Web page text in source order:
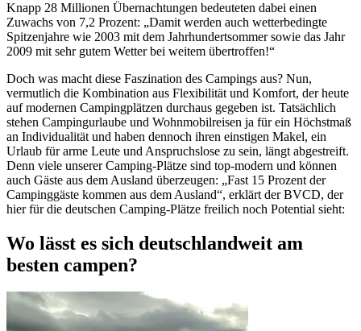
Knapp 28 Millionen Übernachtungen bedeuteten dabei einen
Zuwachs von 7,2 Prozent: „Damit werden auch wetterbedingte
Spitzenjahre wie 2003 mit dem Jahrhundertsommer sowie das Jahr
2009 mit sehr gutem Wetter bei weitem übertroffen!“
Doch was macht diese Faszination des Campings aus? Nun,
vermutlich die Kombination aus Flexibilität und Komfort, der heute
auf modernen Campingplätzen durchaus gegeben ist. Tatsächlich
stehen Campingurlaube und Wohnmobilreisen ja für ein Höchstmaß
an Individualität und haben dennoch ihren einstigen Makel, ein
Urlaub für arme Leute und Anspruchslose zu sein, längt abgestreift.
Denn viele unserer Camping-Plätze sind top-modern und können
auch Gäste aus dem Ausland überzeugen: „Fast 15 Prozent der
Campinggäste kommen aus dem Ausland“, erklärt der BVCD, der
hier für die deutschen Camping-Plätze freilich noch Potential sieht:
Wo lässt es sich deutschlandweit am
besten campen?